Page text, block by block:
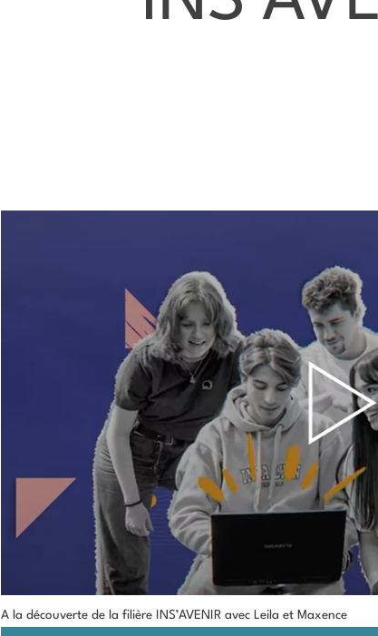
A la découverte de la filière INS’AVENIR avec Leila et Maxence